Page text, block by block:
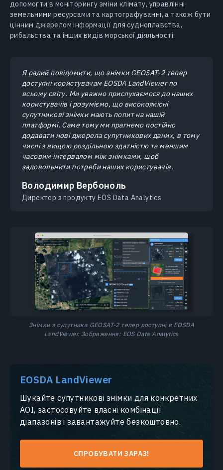
допомогти в моніторингу зміни клімату, управлінні
земельними ресурсами та картографуванні, а також бути
цінним джерелом інформації для судноплавства,
рибальства та інших видів морської діяльності.
Я радий повідомити, що знімки GEOSAT-2 тепер
доступні користувачам EOSDA LandViewer по
всьому світу. Ми уважно прислухаємося до наших
користувачів і розуміємо, що високоякісні
супутникові знімки мають попит на нашій
платформі. Саме тому ми прагнемо постійно
додавати нові джерела супутникових даних, в тому
числі з вищою роздільною здатністю та меншим
часовим інтервалом між знімками, щоб
задовольнити потреби наших користувачів.
Володимир Вербоноль
Директор з продукту EOS Data Analytics
Знімки з супутника GEOSAT-2 тепер доступні в EOSDA
LandViewer. Зображення: EOS Data Analytics
EOSDA LandViewer
Шукайте супутникові знімки для конкретних
AOI, застосовуйте власні комбінації
діапазонів і завантажуйте безкоштовно.
СПРОБУВАТИ ЗАРАЗ!